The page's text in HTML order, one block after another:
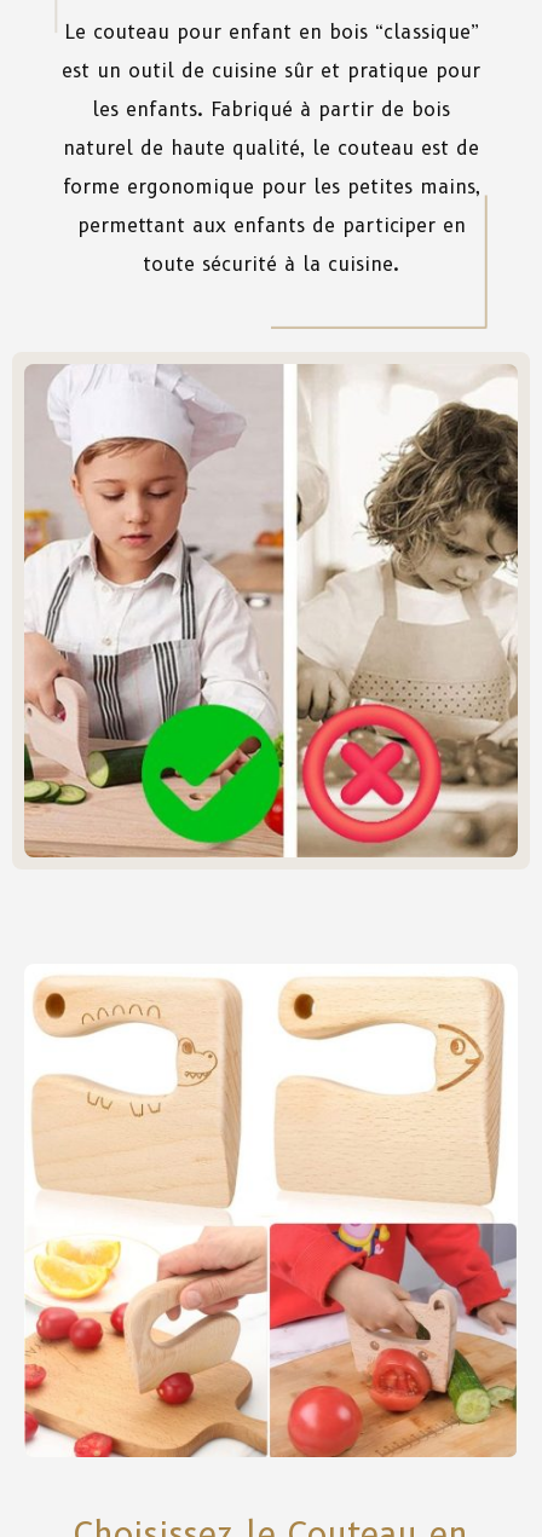
Le couteau pour enfant en bois“classique”
est un outil de cuisine sûr et pratique pour
les enfants. Fabriqué à partir de bois
naturel de haute qualité, le couteau est de
forme ergonomique pour les petites mains,
permettantaux enfants de participer en
toute sécurité à la cuisine.